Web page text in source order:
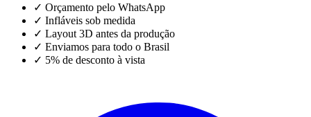
✓ Orçamento pelo WhatsApp
✓ Infláveis sob medida
✓ Layout 3D antes da produção
✓ Enviamos para todo o Brasil
✓ 5% de desconto à vista